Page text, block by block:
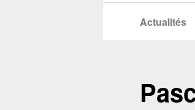
Actualités